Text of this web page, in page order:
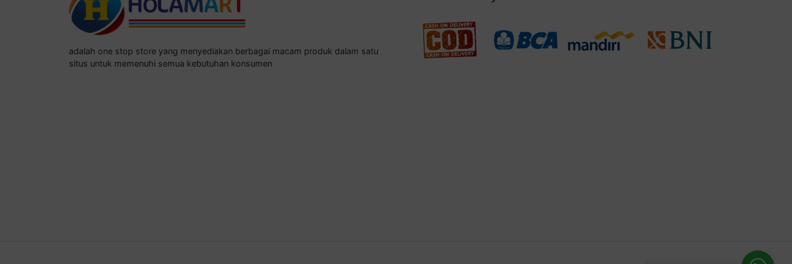
adalah one stop store yang menyediakan berbagai macam produk dalam satu
situs untuk memenuhi semua kebutuhan konsumen